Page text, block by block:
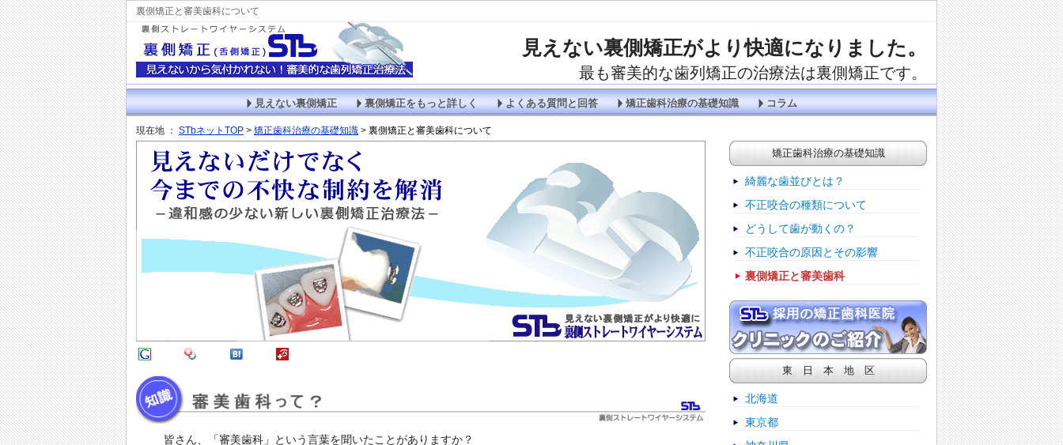
裏側矯正と審美歯科について
見えない裏側矯正がより快適になりました。
最も審美的な歯列矯正の治療法は裏側矯正です。
見えない裏側矯正 裏側矯正をもっと詳しく よくある質問と回答 矯正歯科治療の基礎知識 コラム
現在地 ： STbネットTOP > 矯正歯科治療の基礎知識 > 裏側矯正と審美歯科について
皆さん、「審美歯科」という言葉を聞いたことがありますか？
矯正歯科治療の基礎知識
綺麗な歯並びとは？
不正咬合の種類について
どうして歯が動くの？
不正咬合の原因とその影響
裏側矯正と審美歯科
東 日 本 地 区
北海道
東京都